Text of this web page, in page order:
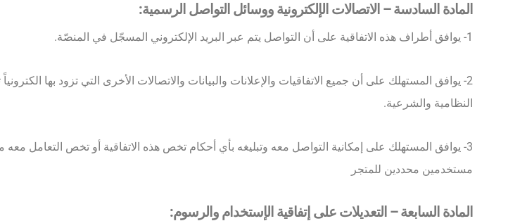
المادة السادسة – الاتصالات الإلكترونية ووسائل التواصل الرسمية:
1- يوافق أطراف هذه الاتفاقية على أن التواصل يتم عبر البريد الإلكتروني المسجّل في المنصّة.
2- يوافق المستهلك على أن جميع الاتفاقيات والإعلانات والبيانات والاتصالات الأخرى التي تزود بها
النظامية والشرعية.
3- يوافق المستهلك على إمكانية التواصل معه وتبليغه بأي أحكام تخص هذه الاتفاقية أو تخص التعامل
مستخدمين محددين للمتجر
المادة السابعة – التعديلات على إتفاقية الإستخدام والرسوم: